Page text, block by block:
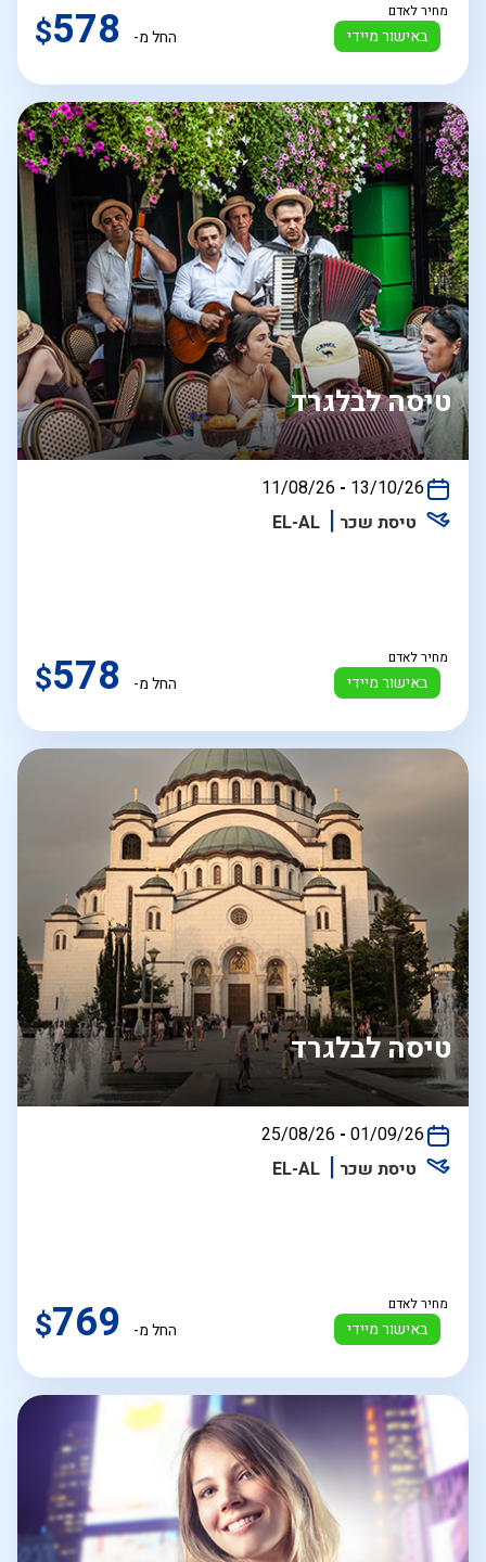
באישור מיידי
מחיר לאדם
החל מ- $578
טיסה לבלגרד
בין
התאריכים,
11/08/26 - 13/10/26
טיסת שכר
EL-AL
באישור מיידי
מחיר לאדם
החל מ- $578
טיסה לבלגרד
בין
התאריכים,
25/08/26 - 01/09/26
טיסת שכר
EL-AL
באישור מיידי
מחיר לאדם
החל מ- $769